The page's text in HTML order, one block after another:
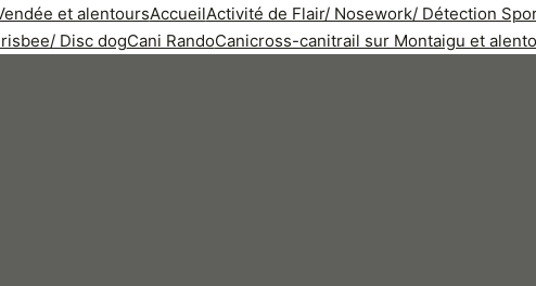
et alentoursAccueilActivité de Flair/ Nosework/ Détection
Disc dogCani RandoCanicross-canitrail sur Montaigu et